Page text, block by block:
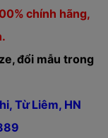
chính hãng,
đổi mẫu trong
Từ Liêm, HN